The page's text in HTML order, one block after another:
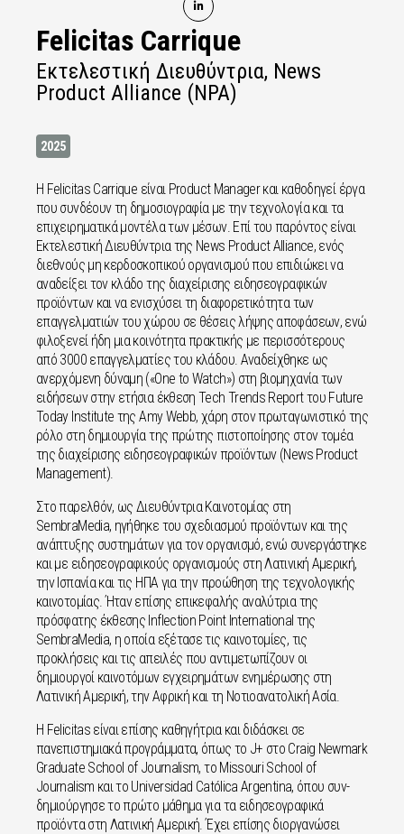
Felicitas Carrique
Εκτελεστική Διευθύντρια, News
Product Alliance (NPA)
2025
Η Felicitas Carrique είναι Product Manager και καθοδηγεί έργα
που συνδέουν τη δημοσιογραφία με την τεχνολογία και τα
επιχειρηματικά μοντέλα των μέσων. Επί του παρόντος είναι
Εκτελεστική Διευθύντρια της News Product Alliance, ενός
διεθνούς μη κερδοσκοπικού οργανισμού που επιδιώκει να
αναδείξει τον κλάδο της διαχείρισης ειδησεογραφικών
προϊόντων και να ενισχύσει τη διαφορετικότητα των
επαγγελματιών του χώρου σε θέσεις λήψης αποφάσεων, ενώ
φιλοξενεί ήδη μια κοινότητα πρακτικής με περισσότερους
από 3000 επαγγελματίες του κλάδου. Αναδείχθηκε ως
ανερχόμενη δύναμη («One to Watch») στη βιομηχανία των
ειδήσεων στην ετήσια έκθεση Tech Trends Report του Future
Today Institute της Amy Webb, χάρη στον πρωταγωνιστικό της
ρόλο στη δημιουργία της πρώτης πιστοποίησης στον τομέα
της διαχείρισης ειδησεογραφικών προϊόντων (News Product
Management).
Στο παρελθόν, ως Διευθύντρια Καινοτομίας στη
SembraMedia, ηγήθηκε του σχεδιασμού προϊόντων και της
ανάπτυξης συστημάτων για τον οργανισμό, ενώ συνεργάστηκε
και με ειδησεογραφικούς οργανισμούς στη Λατινική Αμερική,
την Ισπανία και τις ΗΠΑ για την προώθηση της τεχνολογικής
καινοτομίας. Ήταν επίσης επικεφαλής αναλύτρια της
πρόσφατης έκθεσης Inflection Point International της
SembraMedia, η οποία εξέτασε τις καινοτομίες, τις
προκλήσεις και τις απειλές που αντιμετωπίζουν οι
δημιουργοί καινοτόμων εγχειρημάτων ενημέρωσης στη
Λατινική Αμερική, την Αφρική και τη Νοτιοανατολική Ασία.
Η Felicitas είναι επίσης καθηγήτρια και διδάσκει σε
πανεπιστημιακά προγράμματα, όπως το J+ στο Craig Newmark
Graduate School of Journalism, το Missouri School of
Journalism και το Universidad Católica Argentina, όπου συν-
δημιούργησε το πρώτο μάθημα για τα ειδησεογραφικά
προϊόντα στη Λατινική Αμερική. Έχει επίσης διοργανώσει